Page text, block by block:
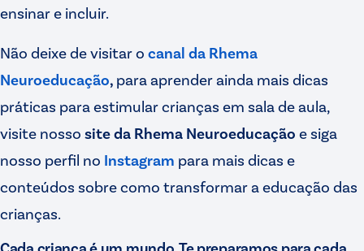
ensinar e incluir.
Não deixe de visitar o canal da Rhema
Neuroeducação, para aprender ainda mais dicas
práticas para estimular crianças em sala de aula,
visite nosso site da Rhema Neuroeducação e siga
nosso perfil no Instagram para mais dicas e
conteúdos sobre como transformar a educação das
crianças.